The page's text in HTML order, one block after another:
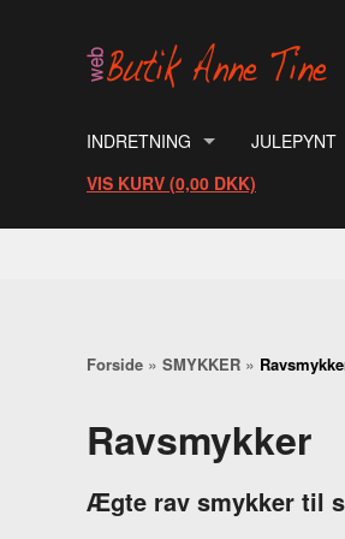
INDRETNING
BESTIK
BØJLER
KERAMIK
KØKKENTØJ, DIVERSE.
JULEPYNT
FIGUR
VIS KURV (0,00 DKK)
Forside » SMYKKER »
Ravsmykker
Ægte rav smykker til